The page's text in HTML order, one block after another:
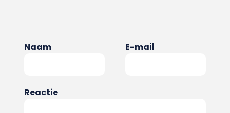
Naam E-mail
Reactie